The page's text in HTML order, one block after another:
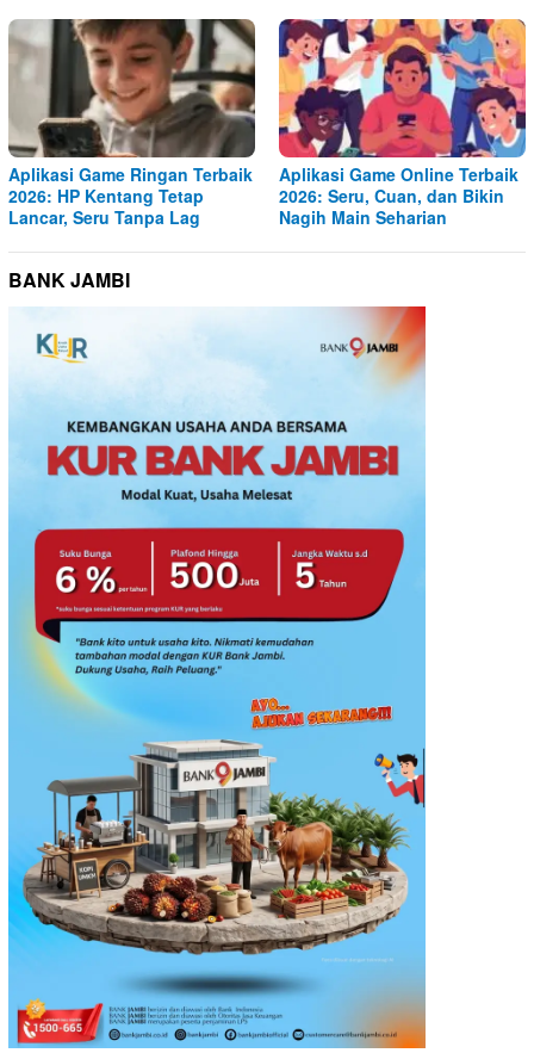
Aplikasi Game Ringan Terbaik
2026: HP Kentang Tetap
Lancar, Seru Tanpa Lag
Aplikasi Game Online Terbaik
2026: Seru, Cuan, dan Bikin
Nagih Main Seharian
BANK JAMBI